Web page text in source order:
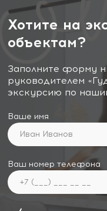
Хотите на
объектам?
Заполните форму
руководителем
экскурсию по
Ваше имя
Ваш номер телефона